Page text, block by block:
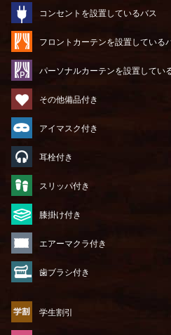
コンセントを設置しているバス
フロントカーテンを設置している
パーソナルカーテンを設置してい
その他備品付き
アイマスク付き
耳栓付き
スリッパ付き
膝掛け付き
エアーマクラ付き
歯ブラシ付き
学生割引